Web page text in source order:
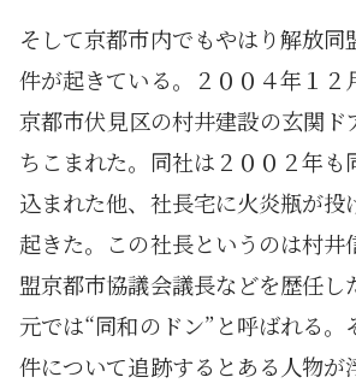
そして京都市内でもやはり解放同
件が起きている。２００４年１２
京都市伏見区の村井建設の玄関ド
ちこまれた。同社は２００２年も
込まれた他、社長宅に火炎瓶が投
起きた。この社長というのは村井
盟京都市協議会議長などを歴任し
元では“同和のドン”と呼ばれる
件について追跡するとある人物が